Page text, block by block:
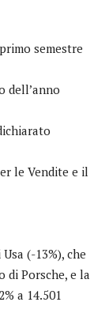
semestre
dell’anno
le Vendite e il
(-13%), che
di Porsche, e la
a 14.501